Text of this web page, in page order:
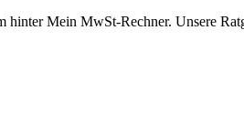
hinter Mein MwSt-Rechner. Unsere